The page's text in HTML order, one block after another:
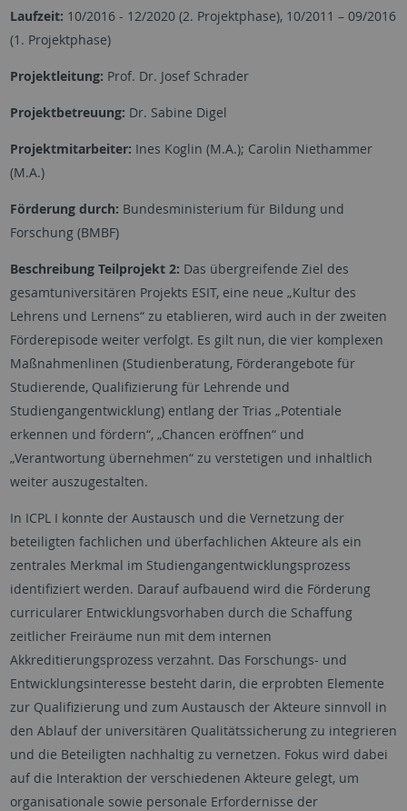
Laufzeit: 10/2016 - 12/2020 (2. Projektphase), 10/2011 – 09/2016
(1. Projektphase)
Projektleitung: Prof. Dr. Josef Schrader
Projektbetreuung: Dr. Sabine Digel
Projektmitarbeiter: Ines Koglin (M.A.); Carolin Niethammer
(M.A.)
Förderung durch: Bundesministerium für Bildung und
Forschung (BMBF)
Beschreibung Teilprojekt 2: Das übergreifende Ziel des
gesamtuniversitären Projekts ESIT, eine neue „Kultur des
Lehrens und Lernens“ zu etablieren, wird auch in der zweiten
Förderepisode weiter verfolgt. Es gilt nun, die vier komplexen
Maßnahmenlinen (Studienberatung, Förderangebote für
Studierende, Qualifizierung für Lehrende und
Studiengangentwicklung) entlang der Trias „Potentiale
erkennen und fördern“, „Chancen eröffnen“ und
„Verantwortung übernehmen“ zu verstetigen und inhaltlich
weiter auszugestalten.
In ICPL I konnte der Austausch und die Vernetzung der
beteiligten fachlichen und überfachlichen Akteure als ein
zentrales Merkmal im Studiengangentwicklungsprozess
identifiziert werden. Darauf aufbauend wird die Förderung
curricularer Entwicklungsvorhaben durch die Schaffung
zeitlicher Freiräume nun mit dem internen
Akkreditierungsprozess verzahnt. Das Forschungs- und
Entwicklungsinteresse besteht darin, die erprobten Elemente
zur Qualifizierung und zum Austausch der Akteure sinnvoll in
den Ablauf der universitären Qualitätssicherung zu integrieren
und die Beteiligten nachhaltig zu vernetzen. Fokus wird dabei
auf die Interaktion der verschiedenen Akteure gelegt, um
organisationale sowie personale Erfordernisse der